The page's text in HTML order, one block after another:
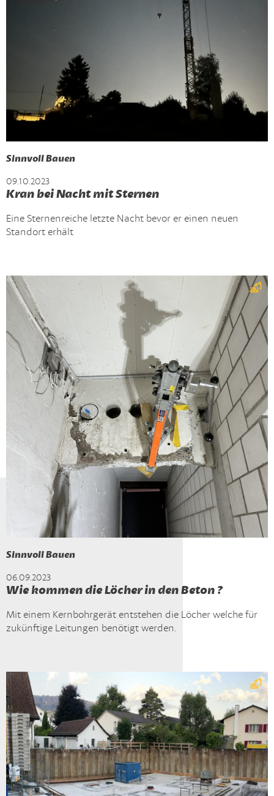
Sinnvoll Bauen
09.10.2023
Kran bei Nacht mit Sternen
Eine Sternenreiche letzte Nacht bevor er einen neuen
Standort erhält
Sinnvoll Bauen
06.09.2023
Wie kommen die Löcher in den Beton ?
Mit einem Kernbohrgerät entstehen die Löcher welche für
zukünftige Leitungen benötigt werden.